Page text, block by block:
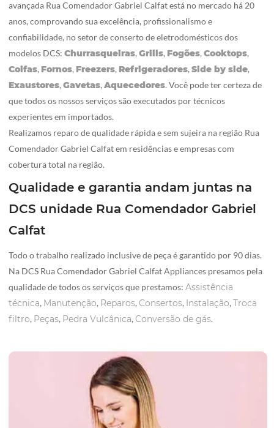
avançada Rua Comendador Gabriel Calfat está no mercado há 20
anos, comprovando sua excelência, profissionalismo e
confiabilidade, no setor de conserto de eletrodomésticos dos
modelos DCS: Churrasqueiras, Grills, Fogões, Cooktops,
Coifas, Fornos, Freezers, Refrigeradores, Side by side,
Exaustores, Gavetas, Aquecedores. Você pode ter certeza de
que todos os nossos serviços são executados por técnicos
experientes em importados.
Realizamos reparo de qualidade rápida e sem sujeira na região Rua
Comendador Gabriel Calfat em residências e empresas com
cobertura total na região.
Qualidade e garantia andam juntas na
DCS unidade Rua Comendador Gabriel
Calfat
Todo o trabalho realizado inclusive de peça é garantido por 90 dias.
Na DCS Rua Comendador Gabriel Calfat Appliances presamos pela
qualidade de todos os serviços que prestamos: Assistência
técnica, Manutenção, Reparos, Consertos, Instalação, Troca
filtro, Peças, Pedra Vulcânica, Conversão de gás.